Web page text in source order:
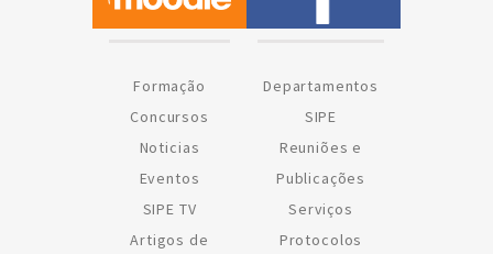
Formação
Concursos
Noticias
Eventos
SIPE TV
Artigos de
Departamentos
SIPE
Reuniões e
Publicações
Serviços
Protocolos